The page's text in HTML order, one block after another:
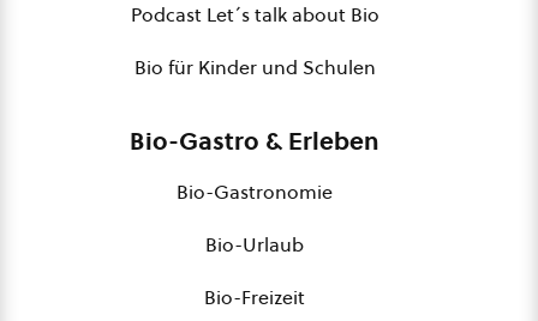
Podcast Let´s talk about Bio
Bio für Kinder und Schulen
Bio-Gastro & Erleben
Bio-Gastronomie
Bio-Urlaub
Bio-Freizeit